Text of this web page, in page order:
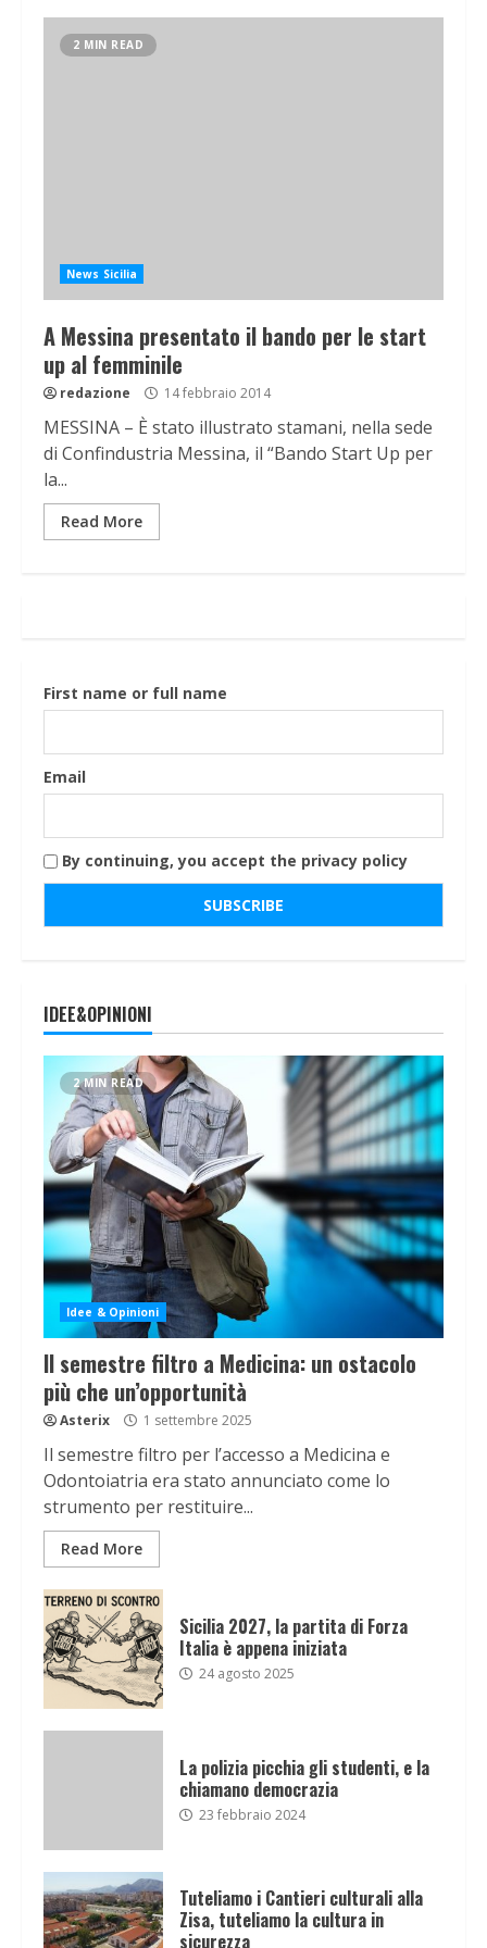
2 MIN READ
News Sicilia
A Messina presentato il bando per le start
up al femminile
redazione 14 febbraio 2014
MESSINA – È stato illustrato stamani, nella sede
di Confindustria Messina, il “Bando Start Up per
la...
Read More
First name or full name
Email
By continuing, you accept the privacy policy
IDEE&OPINIONI
2 MIN READ
Idee & Opinioni
Il semestre filtro a Medicina: un ostacolo
più che un’opportunità
Asterix 1 settembre 2025
Il semestre filtro per l’accesso a Medicina e
Odontoiatria era stato annunciato come lo
strumento per restituire...
Read More
Sicilia 2027, la partita di Forza
Italia è appena iniziata
24 agosto 2025
La polizia picchia gli studenti, e la
chiamano democrazia
23 febbraio 2024
Tuteliamo i Cantieri culturali alla
Zisa, tuteliamo la cultura in
sicurezza